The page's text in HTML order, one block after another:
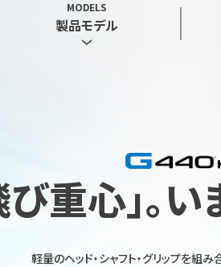
MODELS
製品モデル
重心｣。い
軽量のヘッド・シャフト・グリップを組み